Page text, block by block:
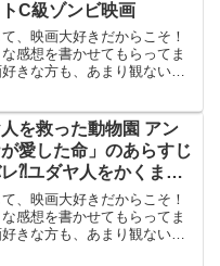
C級ゾンビ映画
、映画大好きだからこそ！
感想を書かせてもらってま
きな方も、あまり観ない方
い大ヒットC級ゾンビ映画
を救った動物園 アン
が愛した命」のあらすじ
⁈ユダヤ人をかくまっ
ーナーの史実。
、映画大好きだからこそ！
感想を書かせてもらってま
きな方も、あまり観ない方